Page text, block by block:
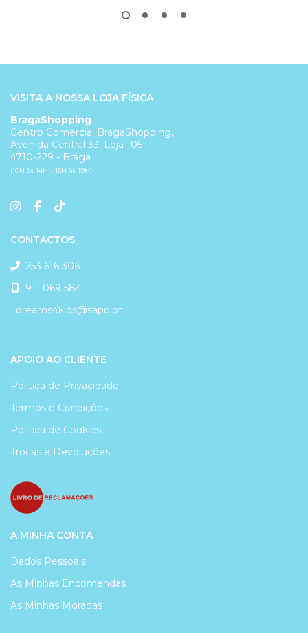
VISITA A NOSSA LOJA FÍSICA
BragaShopping
Centro Comercial BragaShopping,
Avenida Central 33, Loja 105
4710-229 - Braga
(10H às 14H - 15H às 19H)
CONTACTOS
253 616 306
911 069 584
dreams4kids@sapo.pt
APOIO AO CLIENTE
Política de Privacidade
Termos e Condições
Política de Cookies
Trocas e Devoluções
A MINHA CONTA
Dados Pessoais
As Minhas Encomendas
As Minhas Moradas